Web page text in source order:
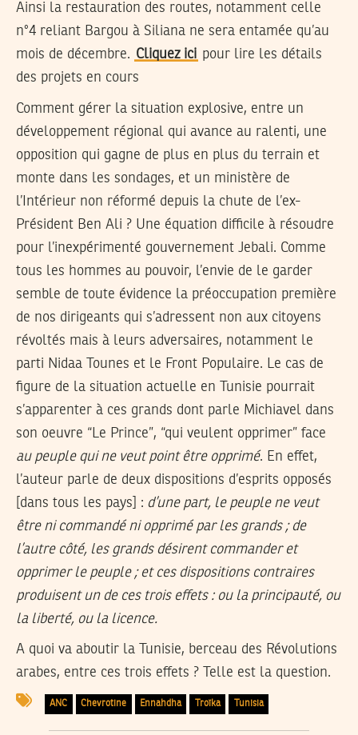
Ainsi la restauration des routes, notamment celle
n°4 reliant Bargou à Siliana ne sera entamée qu’au
mois de décembre. Cliquez ici pour lire les détails
des projets en cours
Comment gérer la situation explosive, entre un
développement régional qui avance au ralenti, une
opposition qui gagne de plus en plus du terrain et
monte dans les sondages, et un ministère de
l’Intérieur non réformé depuis la chute de l’ex-
Président Ben Ali ? Une équation difficile à résoudre
pour l’inexpérimenté gouvernement Jebali. Comme
tous les hommes au pouvoir, l’envie de le garder
semble de toute évidence la préoccupation première
de nos dirigeants qui s’adressent non aux citoyens
révoltés mais à leurs adversaires, notamment le
parti Nidaa Tounes et le Front Populaire. Le cas de
figure de la situation actuelle en Tunisie pourrait
s’apparenter à ces grands dont parle Michiavel dans
son oeuvre “Le Prince”, “qui veulent opprimer” face
au peuple qui ne veut point être opprimé. En effet,
l’auteur parle de deux dispositions d’esprits opposés
[dans tous les pays] : d’une part, le peuple ne veut
être ni commandé ni opprimé par les grands ; de
l’autre côté, les grands désirent commander et
opprimer le peuple ; et ces dispositions contraires
produisent un de ces trois effets : ou la principauté, ou
la liberté, ou la licence.
A quoi va aboutir la Tunisie, berceau des Révolutions
arabes, entre ces trois effets ? Telle est la question.
ANC Chevrotine Ennahdha Troïka Tunisia